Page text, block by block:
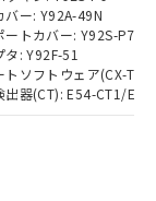
バー: Y92A-49N
ートカバー: Y92S-P7
タ: Y92F-51
トソフトウェア(CX-
出器(CT): E54-CT1/
必要が
社にご
、当社
社の製
するこ
へお問